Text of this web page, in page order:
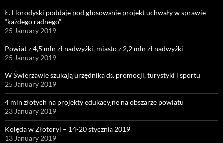
Ł. Horodyski poddaje pod głosowanie projekt uchwały w sprawie
“każdego radnego”
25 January 2019
Powiat z 4,5 mln zł nadwyżki, miasto z 2,2 mln zł nadwyżki
25 January 2019
W Świerzawie szukają urzędnika ds. promocji, turystyki i sportu
25 January 2019
4 mln złotych na projekty edukacyjne na obszarze powiatu
23 January 2019
Kolęda w Złotoryi – 14-20 stycznia 2019
13 January 2019